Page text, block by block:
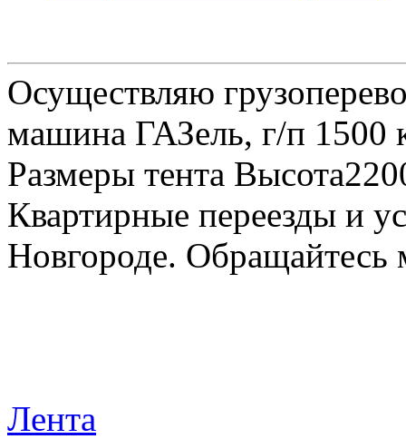
Осуществляю
машина ГАЗель, г/п 1500
Размеры тента
Квартирные переезды и
Новгороде.
Лента